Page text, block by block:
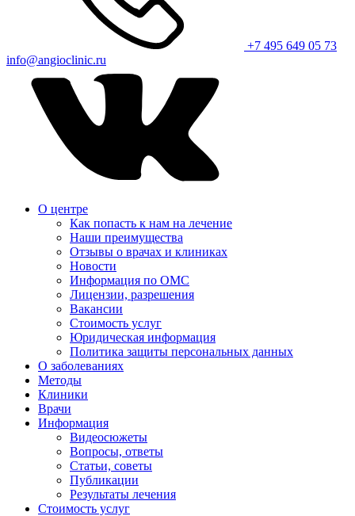
+7 495 649 05 73
info@angioclinic.ru
О центре
Как попасть к нам на лечение
Наши преимущества
Отзывы о врачах и клиниках
Новости
Информация по ОМС
Лицензии, разрешения
Вакансии
Стоимость услуг
Юридическая информация
Политика защиты персональных данных
О заболеваниях
Методы
Клиники
Врачи
Информация
Видеосюжеты
Вопросы, ответы
Статьи, советы
Публикации
Результаты лечения
Стоимость услуг